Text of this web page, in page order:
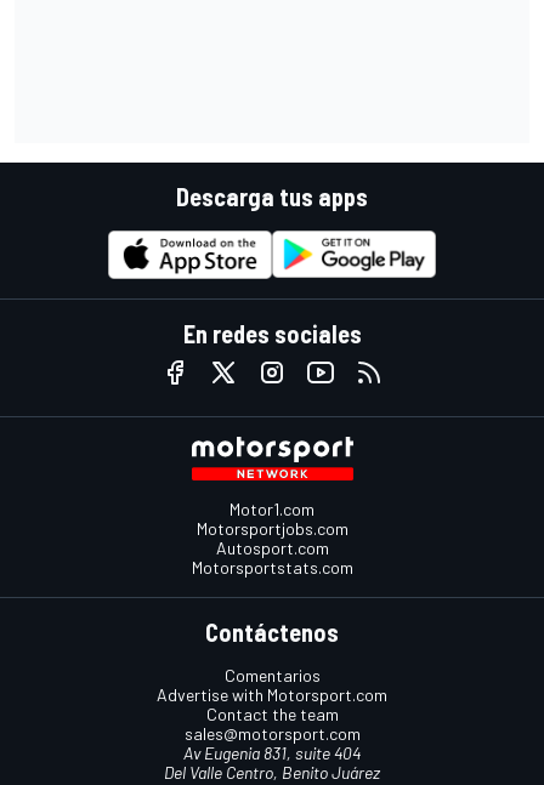
Descarga tus apps
En redes sociales
Motor1.com
Motorsportjobs.com
Autosport.com
Motorsportstats.com
Contáctenos
Comentarios
Advertise with Motorsport.com
Contact the team
sales@motorsport.com
Av Eugenia 831, suite 404
Del Valle Centro, Benito Juárez